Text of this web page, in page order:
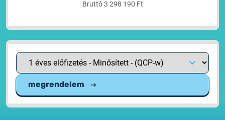
Bruttó 3 298 190 Ft
megrendelem